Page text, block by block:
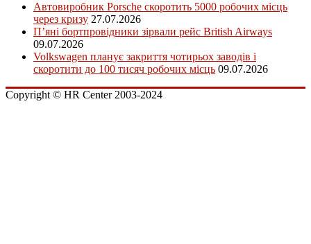
Автовиробник Porsche скоротить 5000 робочих місць
через кризу 27.07.2026
П’яні бортпровідники зірвали рейс British Airways
09.07.2026
Volkswagen планує закриття чотирьох заводів і
скоротити до 100 тисяч робочих місць 09.07.2026
Copyright © HR Center 2003-2024